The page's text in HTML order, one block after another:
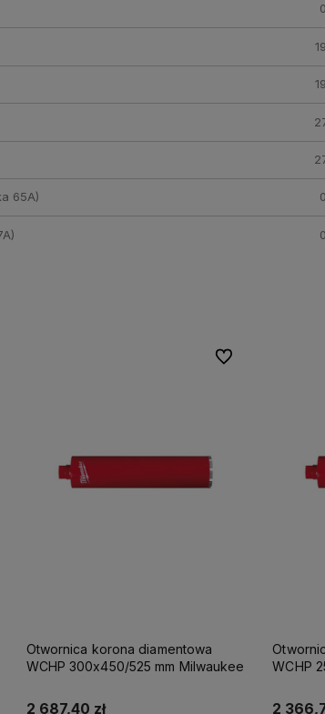
65A)
Otwornica korona diamentowa
WCHP 300x450/525 mm Milwaukee
2 687,40 zł
Do ulubionych
Do ulubionych
WCHP
2